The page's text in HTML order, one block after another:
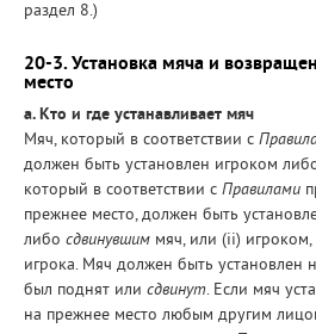
раздел 8.)
20-3. Установка мяча и
место
а. Кто и где устанавливает мяч
Мяч, который в соответствии с
должен быть установлен игроком
который в соответствии с Правилами
прежнее место, должен быть
либо сдвинувшим мяч, или (ii)
игрока. Мяч должен быть установлен
был поднят или сдвинут. Если мяч
на прежнее место любым другим